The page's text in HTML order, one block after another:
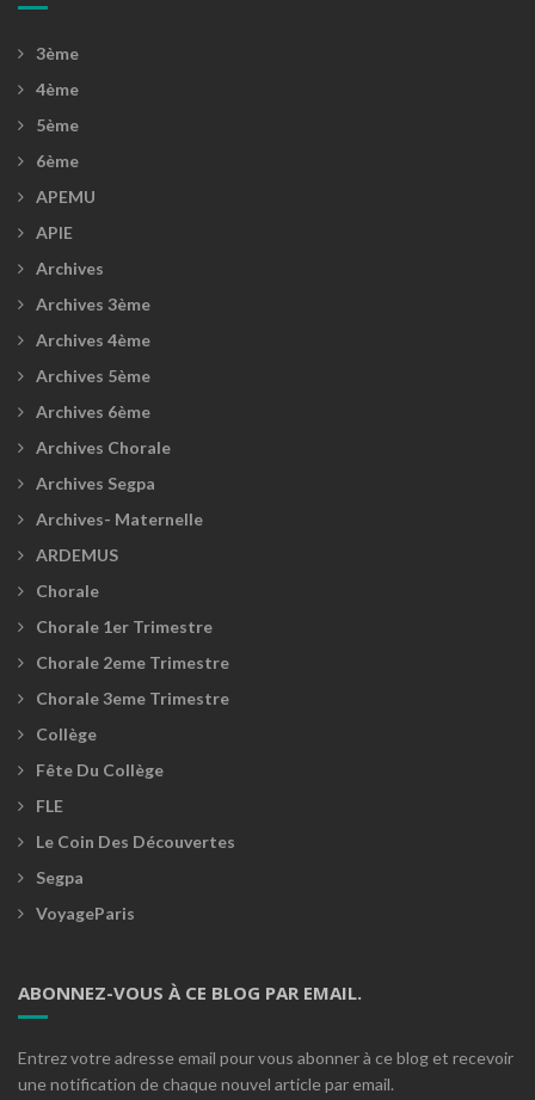
3ème
4ème
5ème
6ème
APEMU
APIE
Archives
Archives 3ème
Archives 4ème
Archives 5ème
Archives 6ème
Archives Chorale
Archives Segpa
Archives- Maternelle
ARDEMUS
Chorale
Chorale 1er Trimestre
Chorale 2eme Trimestre
Chorale 3eme Trimestre
Collège
Fête Du Collège
FLE
Le Coin Des Découvertes
Segpa
VoyageParis
ABONNEZ-VOUS À CE BLOG PAR EMAIL.
Entrez votre adresse email pour vous abonner à ce blog et recevoir
une notification de chaque nouvel article par email.